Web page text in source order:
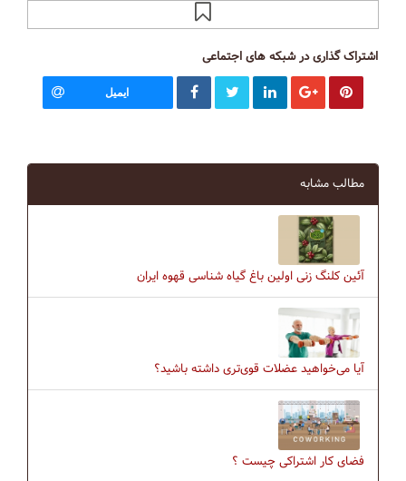
اشتراک گذاری در شبکه های اجتماعی
ایمیل
مطالب مشابه
آئین کلنگ زنی اولین باغ گیاه شناسی قهوه ایران
آیا می‌خواهید عضلات قوی‌تری داشته باشید؟
فضای کار اشتراکی چیست ؟